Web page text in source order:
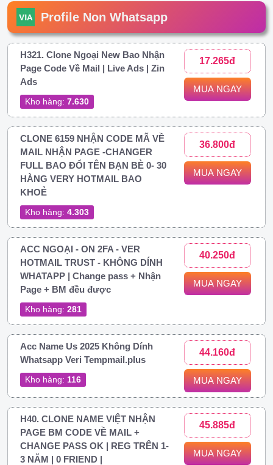
Profile Non Whatsapp
H321. Clone Ngoại New Bao Nhận
Page Code Về Mail | Live Ads | Zin
Ads
Kho hàng: 7.630
17.265đ
MUA NGAY
CLONE 6159 NHẬN CODE MÃ VỀ
MAIL NHẬN PAGE -CHANGER
FULL BAO ĐỔI TÊN BẠN BÈ 0- 30
HÀNG VERY HOTMAIL BAO
KHOẺ
Kho hàng: 4.303
36.800đ
MUA NGAY
ACC NGOẠI - ON 2FA - VER
HOTMAIL TRUST - KHÔNG DÍNH
WHATAPP | Change pass + Nhận
Page + BM đều được
Kho hàng: 281
40.250đ
MUA NGAY
Acc Name Us 2025 Không Dính
Whatsapp Veri Tempmail.plus
Kho hàng: 116
44.160đ
MUA NGAY
H40. CLONE NAME VIỆT NHẬN
PAGE BM CODE VỀ MAIL +
CHANGE PASS OK | REG TRÊN 1-
3 NĂM | 0 FRIEND |
45.885đ
MUA NGAY